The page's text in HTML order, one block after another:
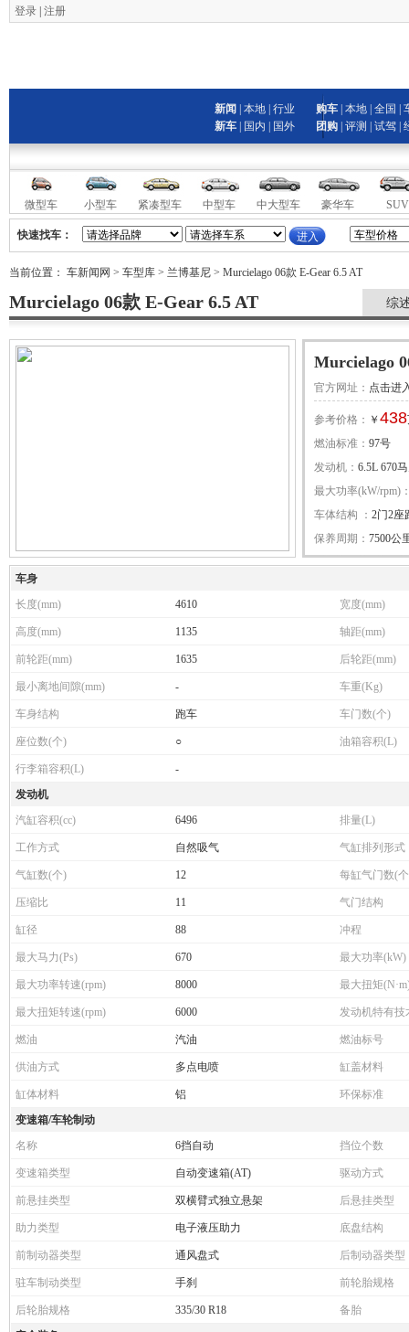
登录 注册
新闻 本地 行业
新车
国内 国外
购车 本地 全国
团购 评测 试驾
微型车 小型车 紧凑型车 中型车 中大型车 豪华车 SUV
快速找车：
当前位置： 车新闻网 > 车型库 > 兰博基尼 > Murcielago 06款 E-Gear 6.5 AT
Murcielago 06款 E-Gear 6.5 AT 综
Murcielago
官方网址： 点击进
参考价格： ￥ 438
燃油标准： 97号
发动机： 6.5L 670
最大功率(kW/rpm)
车体结构 ： 2门2座
保养周期： 7500公
车身
长度(mm)
4610 宽度(mm)
高度(mm) 1135 轴距(mm)
前轮距(mm) 1635 后轮距(mm)
最小离地间隙(mm) - 车重(Kg)
车身结构 跑车 车门数(个)
座位数(个) ○ 油箱容积(L)
行李箱容积(L)
-
发动机
汽缸容积(cc)
6496 排量(L)
工作方式 自然吸气 气缸排列形式
气缸数(个) 12 每缸气门数(
压缩比 11 气门结构
缸径 88 冲程
最大马力(Ps) 670 最大功率(kW)
最大功率转速(rpm) 8000 最大扭矩
最大扭矩转速(rpm) 6000 发动机特有技
燃油 汽油 燃油标号
供油方式 多点电喷 缸盖材料
缸体材料 铝
环保标准
变速箱/车轮制动
名称
6挡自动 挡位个数
变速箱类型 自动变速箱(AT) 驱动方式
前悬挂类型 双横臂式独立悬架 后悬挂类型
助力类型 电子液压助力 底盘结构
前制动器类型 通风盘式 后制动器类型
驻车制动类型 手刹 前轮胎规格
后轮胎规格 335/30 R18
备胎